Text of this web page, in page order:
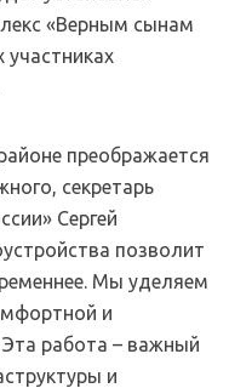
«Верным сынам
участниках
преображается
секретарь
Сергей
позволит
Мы уделяем
и
работа – важный
и